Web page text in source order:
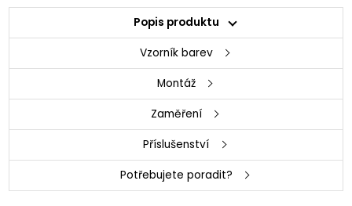
Popis produktu
Vzorník barev
Montáž
Zaměření
Příslušenství
Potřebujete poradit?